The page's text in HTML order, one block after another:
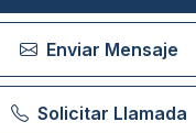
Enviar Mensaje
Solicitar Llamada